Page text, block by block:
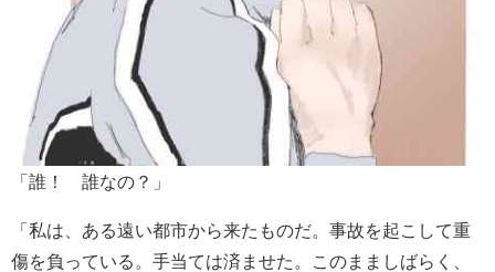
「誰！ 誰なの？」
「私は、ある遠い都市から来たものだ。事故を起こして重
傷を負っている。手当ては済ませた。このまましばらく、